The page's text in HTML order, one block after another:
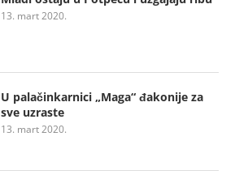
13. mart 2020.
U palačinkarnici „Maga“ đakonije za
sve uzraste
13. mart 2020.